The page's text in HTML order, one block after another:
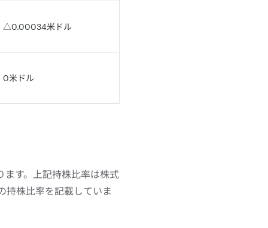
△0.00034米ドル
0米ドル
す。上記持株比率は株式
持株比率を記載していま